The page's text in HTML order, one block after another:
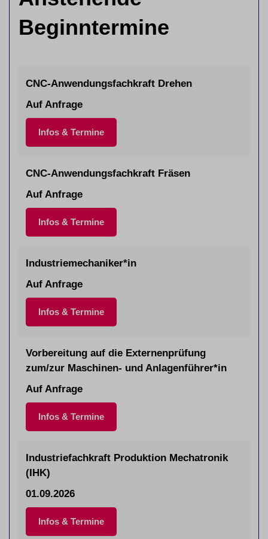
Beginntermine
CNC-Anwendungsfachkraft Drehen
Auf Anfrage
Infos & Termine
CNC-Anwendungsfachkraft Fräsen
Auf Anfrage
Infos & Termine
Industriemechaniker*in
Auf Anfrage
Infos & Termine
Vorbereitung auf die Externenprüfung
zum/zur Maschinen- und Anlagenführer*in
Auf Anfrage
Infos & Termine
Industriefachkraft Produktion Mechatronik
(IHK)
01.09.2026
Infos & Termine